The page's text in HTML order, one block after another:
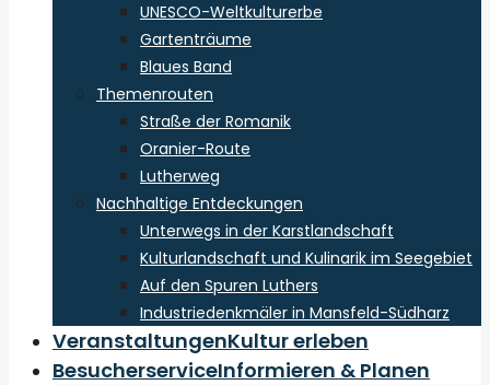
UNESCO-Weltkulturerbe
Gartenträume
Blaues Band
Themenrouten
Straße der Romanik
Oranier-Route
Lutherweg
Nachhaltige Entdeckungen
Unterwegs in der Karstlandschaft
Kulturlandschaft und Kulinarik im Seegebiet
Auf den Spuren Luthers
Industriedenkmäler in Mansfeld-Südharz
VeranstaltungenKultur erleben
BesucherserviceInformieren & Planen